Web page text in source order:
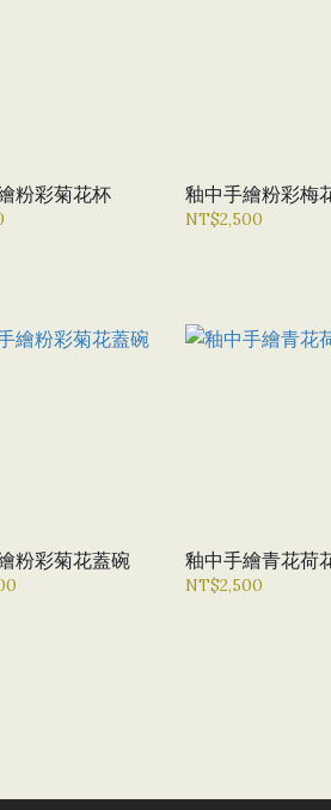
粉彩菊花杯 釉中手繪粉彩梅
NT$2,500
粉彩菊花蓋碗 釉中手繪青花荷
NT$2,500